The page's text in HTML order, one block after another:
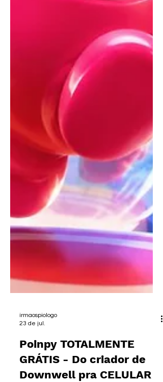
irmaospiologo
23 de jul.
Poinpy TOTALMENTE